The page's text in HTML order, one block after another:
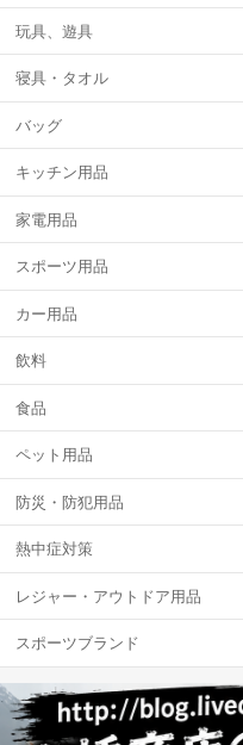
玩具、遊具
寝具・タオル
バッグ
キッチン用品
家電用品
スポーツ用品
カー用品
飲料
食品
ペット用品
防災・防犯用品
熱中症対策
レジャー・アウトドア用品
スポーツブランド